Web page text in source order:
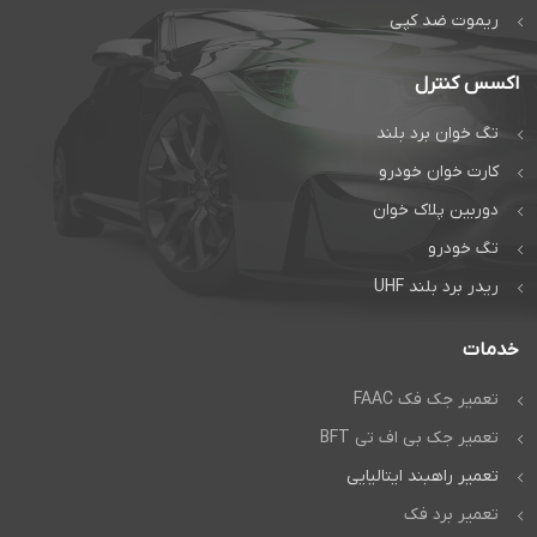
است
اتوماتیک دژآک
تماس بگیرید:
تماس مستقیم
گفتگوی آنلاین:
واتس‌اپ
راهبند و درب
اتوماتیک دژآک
تماس مستقیم
ریموت ضد کپی
اکسس کنترل
تگ خوان برد بلند
کارت خوان خودرو
دوربین پلاک خوان
تگ خودرو
ریدر برد بلند UHF
خدمات
تعمیر جک فک FAAC
تعمیر جک بی اف تی BFT
تعمیر راهبند ایتالیایی
تعمیر برد فک